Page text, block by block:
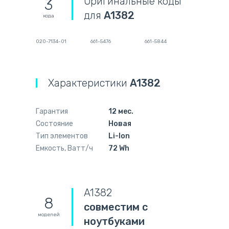
3
кода
для A1382
020-7134-01 661-5476 661-5844
Характеристики A1382
Гарантия
12 мес.
Состояние
Новая
Тип элементов
Li-Ion
Емкость, Ватт/ч
72 Wh
8
моделей
A1382
совместим с
ноутбуками